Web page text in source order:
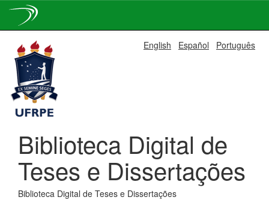
navigation
English Español Português
Biblioteca Digital de
Teses e Dissertações
Biblioteca Digital de Teses e Dissertações